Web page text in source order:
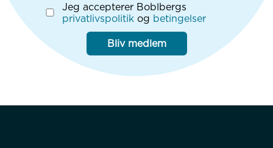
Jeg accepterer Boblbergs
privatlivspolitik og betingelser
Bliv medlem